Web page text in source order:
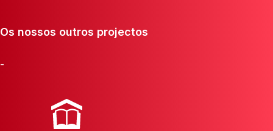
Os nossos outros projectos
-